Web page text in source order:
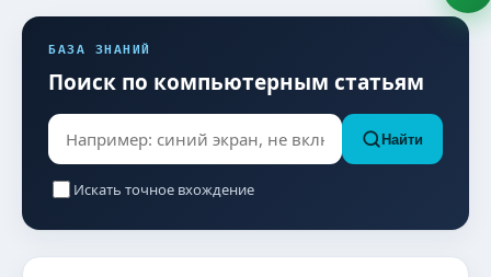
БАЗА ЗНАНИЙ
Поиск по компьютерным статьям
Найти
Искать точное вхождение